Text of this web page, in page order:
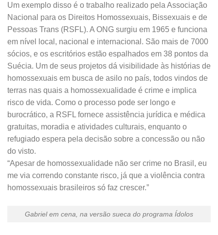
Um exemplo disso é o trabalho realizado pela Associação
Nacional para os Direitos Homossexuais, Bissexuais e de
Pessoas Trans (RSFL). A ONG surgiu em 1965 e funciona
em nível local, nacional e internacional. São mais de 7000
sócios, e os escritórios estão espalhados em 38 pontos da
Suécia. Um de seus projetos dá visibilidade às histórias de
homossexuais em busca de asilo no país, todos vindos de
terras nas quais a homossexualidade é crime e implica
risco de vida. Como o processo pode ser longo e
burocrático, a RSFL fornece assistência jurídica e médica
gratuitas, moradia e atividades culturais, enquanto o
refugiado espera pela decisão sobre a concessão ou não
do visto.
“Apesar de homossexualidade não ser crime no Brasil, eu
me via correndo constante risco, já que a violência contra
homossexuais brasileiros só faz crescer.”
Gabriel em cena, na versão sueca do programa Ídolos